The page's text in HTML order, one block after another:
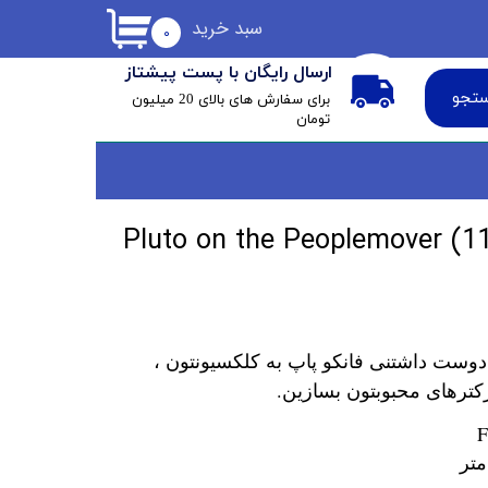
ارسال رایگان با پست پیشتاز
​برای سفارش های بالای 20 میلیون
تومان
۰ سبد خرید
داشتنی فانکو پاپ به کلکسیونتون ،
محبوبتون بسازین.